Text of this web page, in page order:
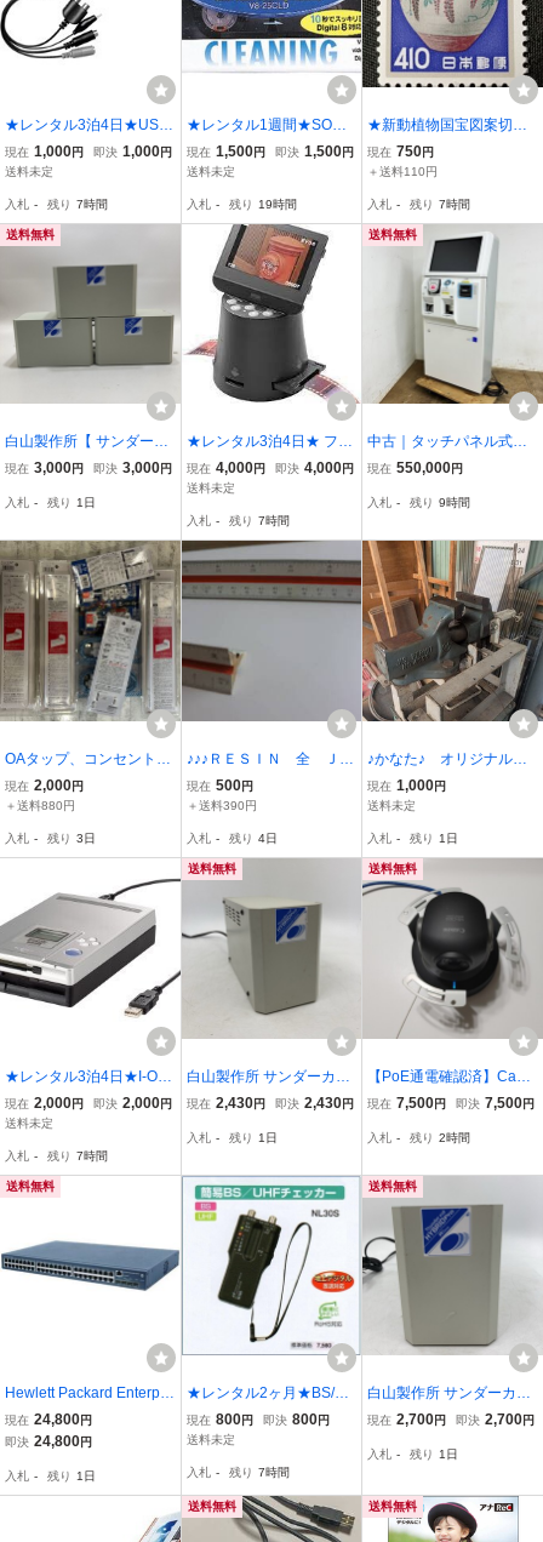
★レンタル3泊4日★USB
接続ビデオキャプチャー
AD-USB2★レコードやカ
デジタル化が簡単★
現在 1,000円 即決 1,000円
送料未定
入札 - 残り 7時間
★レンタル1週間★SONY
8mmビデオヘッドクリー
ナー クリーニングテー
デオ用(乾式）
現在 1,500円 即決 1,500円
送料未定
入札 - 残り 19時間
★新動植物国宝図案切
手。色絵藤花文茶壷。美
品。（1980年）。昭和55
美品。昭和切手。普通切
手。切手。
現在 750円
＋送料110円
入札 - 残り 7時間
送料無料
白山製作所【 サンダーカ
ット T/L2(F) 】(3台セッ
用雷防護製品★K3184Z
現在 3,000円 即決 3,000円
入札 - 残り 1日
★レンタル3泊4日★ フィ
ルムスキャナー APSフィ
ルム対応 400-SCN066
現在 4,000円 即決 4,000円
送料未定
入札 - 残り 7時間
送料無料
中古｜タッチパネル式券
売機 VT-T20 GLORY グロ
応 食券機 業務用 厨房機
無料
現在 550,000円
入札 - 残り 9時間
OAタップ、コンセントセ
ット ヤザワ 電源変換プラ
グセット
現在 2,000円
＋送料880円
入札 - 残り 3日
♪♪♪ＲＥＳＩＮ 全 ＪＡ
ＰＡＮ ♪♪♪
現在 500円
＋送料390円
入札 - 残り 4日
♪かなた♪ オリジナル
三方バイス レンタル 1
時間1000円 鉄の棒直角
県川西市久代まで来れる
方のみ
現在 1,000円
送料未定
入札 - 残り 1日
★レンタル3泊4日★I-O D
ATA MOドライブ DATA S
TATION II
現在 2,000円 即決 2,000円
送料未定
入札 - 残り 7時間
送料無料
白山製作所 サンダーカッ
トハイブリット Pro HYS
5年製造★K2015E2
現在 2,430円 即決 2,430円
入札 - 残り 1日
送料無料
【PoE通電確認済】Cano
n ネットワークカメラ VB
付金具付 監視カメラ 防犯
現在 7,500円 即決 7,500円
入札 - 残り 2時間
送料無料
Hewlett Packard Enterpri
se HPE 5,120 16G SI Swi
tch 未使用未開封品 ヒュ
タープライズ 高機能L2
現在 24,800円
即決 24,800円
入札 - 残り 1日
★レンタル2ヶ月★BS/UH
F チェッカー NL30S
現在 800円 即決 800円
送料未定
入札 - 残り 7時間
送料無料
白山製作所 サンダーカッ
トハイブリット Pro OA機
★K1917Z
現在 2,700円 即決 2,700円
入札 - 残り 1日
送料無料 送料無料